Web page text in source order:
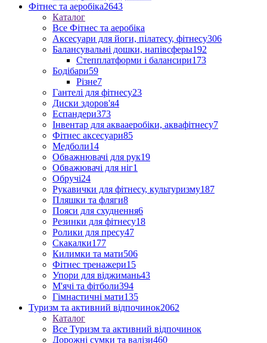
Фітнес та аеробіка2643
Каталог
Все Фітнес та аеробіка
Аксесуари для йоги, пілатесу, фітнесу306
Балансувальні дошки, напівсферы192
Степплатформи і балансири173
Бодібари59
Різне7
Гантелі для фітнесу23
Диски здоров'я4
Еспандери373
Інвентар для аквааеробіки, аквафітнесу7
Фітнес аксесуари85
Медболи14
Обважнювачі для рук19
Обважювачі для ніг1
Обручі24
Рукавички для фітнесу, культуризму187
Пляшки та фляги8
Пояси для схуднення6
Резинки для фітнесу18
Ролики для пресу47
Скакалки177
Килимки та мати506
Фітнес тренажери15
Упори для віджимань43
М'ячі та фітболи394
Гімнастичні мати135
Туризм та активний відпочинок2062
Каталог
Все Туризм та активний відпочинок
Дорожні сумки та валізи460